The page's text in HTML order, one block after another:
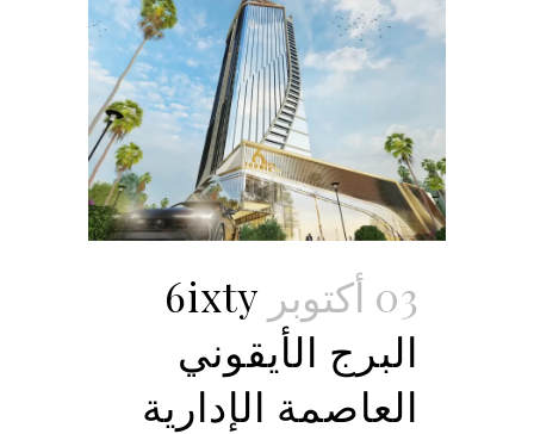
03 أكتوبر
6ixty
البرج الأيقوني
العاصمة الإدارية